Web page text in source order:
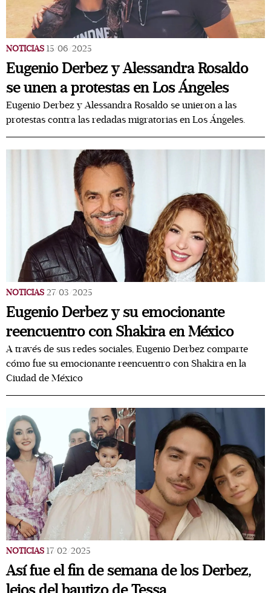
NOTICIAS 15/06/2025
Eugenio Derbez y Alessandra Rosaldo
se unen a protestas en Los Ángeles
Eugenio Derbez y Alessandra Rosaldo se unieron a las
protestas contra las redadas migratorias en Los Ángeles.
NOTICIAS 27/03/2025
Eugenio Derbez y su emocionante
reencuentro con Shakira en México
A través de sus redes sociales, Eugenio Derbez comparte
cómo fue su emocionante reencuentro con Shakira en la
Ciudad de México
NOTICIAS 17/02/2025
Así fue el fin de semana de los Derbez,